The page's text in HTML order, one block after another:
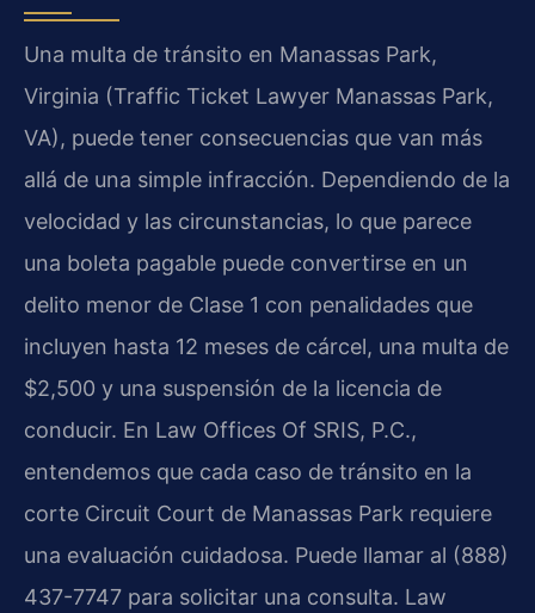
Una multa de tránsito en Manassas Park,
Virginia (Traffic Ticket Lawyer Manassas Park,
VA), puede tener consecuencias que van más
allá de una simple infracción. Dependiendo de la
velocidad y las circunstancias, lo que parece
una boleta pagable puede convertirse en un
delito menor de Clase 1 con penalidades que
incluyen hasta 12 meses de cárcel, una multa de
$2,500 y una suspensión de la licencia de
conducir. En Law Offices Of SRIS, P.C.,
entendemos que cada caso de tránsito en la
corte Circuit Court de Manassas Park requiere
una evaluación cuidadosa. Puede llamar al (888)
437-7747 para solicitar una consulta. Law